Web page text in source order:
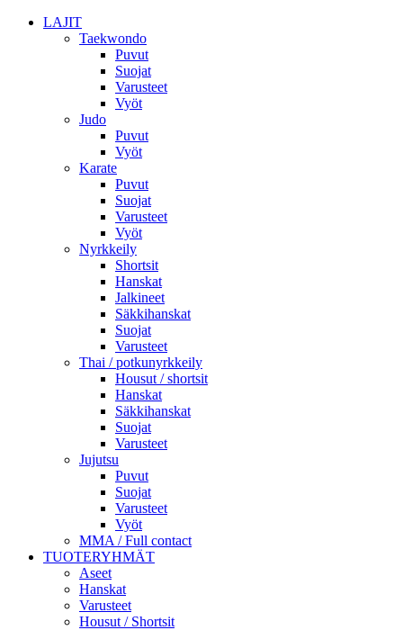
LAJIT
Taekwondo
Puvut
Suojat
Varusteet
Vyöt
Judo
Puvut
Vyöt
Karate
Puvut
Suojat
Varusteet
Vyöt
Nyrkkeily
Shortsit
Hanskat
Jalkineet
Säkkihanskat
Suojat
Varusteet
Thai / potkunyrkkeily
Housut / shortsit
Hanskat
Säkkihanskat
Suojat
Varusteet
Jujutsu
Puvut
Suojat
Varusteet
Vyöt
MMA / Full contact
TUOTERYHMÄT
Aseet
Hanskat
Varusteet
Housut / Shortsit